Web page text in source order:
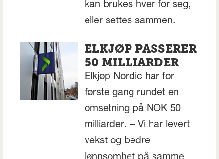
kan brukes hver for seg,
eller settes sammen.
ELKJØP PASSERER
50 MILLIARDER
Elkjøp Nordic har for
første gang rundet en
omsetning på NOK 50
milliarder. – Vi har levert
vekst og bedre